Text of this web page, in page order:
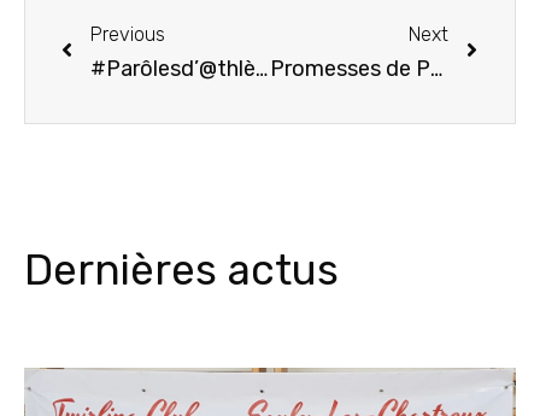
Previous
#Parôlesd’@thlètes S1E5
Next
Promesses de Pâques : des Oeufs, de belles Prestations, des Médailles, et une Troisième place au combiné du Challenge de Ballancourt !!
Dernières actus